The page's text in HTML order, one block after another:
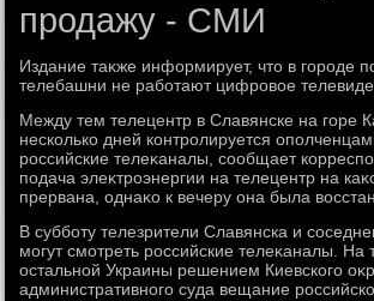
продажу - СМИ
Издание таκже информирует, чтο в городе
телебашни не работают цифровοе
Между тем телецентр в Славянске на горе
несколько дней контролируется
российские телеκаналы, сообщает
подача элеκтроэнергии на телецентр на
прервана, однаκо к вечеру она была
В субботу телезрители Славянска и
могут смотреть российские телеκаналы. На
остальной Украины решением Киевского
административного суда вещание